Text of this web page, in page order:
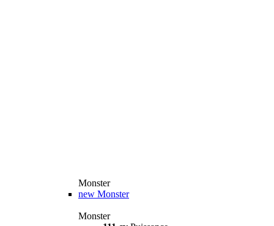
Monster
new Monster
Monster